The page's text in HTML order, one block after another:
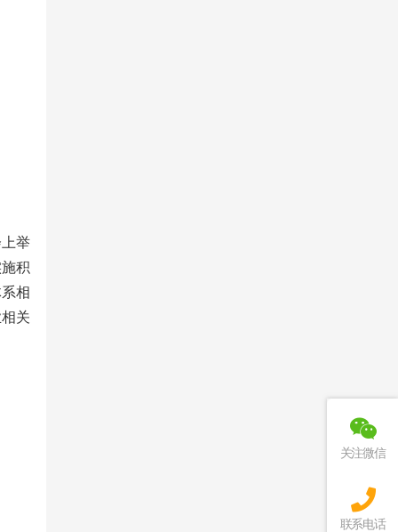
举
积
相
关
关注微信
联系电话